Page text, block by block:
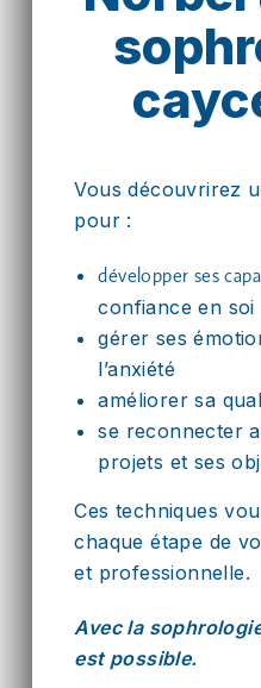
Vous découvrirez
pour :
développer ses
confiance en soi
gérer ses
l’anxiété
améliorer sa
se reconnecter
projets et ses
Ces techniques
chaque étape de
et professionnelle.
Avec la
est possible.